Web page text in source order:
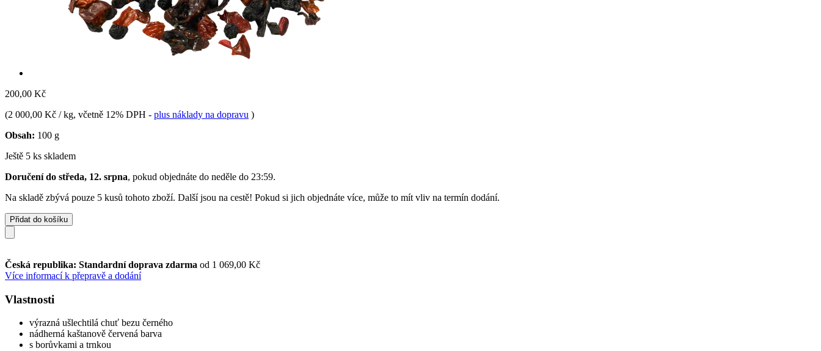
200,00 Kč
(2 000,00 Kč / kg, včetně 12% DPH - plus náklady na dopravu )
Obsah: 100 g
Ještě 5 ks skladem
Doručení do středa, 12. srpna, pokud objednáte do neděle do 23:59.
Na skladě zbývá pouze 5 kusů tohoto zboží. Další jsou na cestě! Pokud si jich objednáte více, může to mít vliv na termín dodání.
Přidat do košíku
Česká republika: Standardní doprava zdarma od 1 069,00 Kč
Více informací k přepravě a dodání
Vlastnosti
výrazná ušlechtilá chuť bezu černého
nádherná kaštanově červená barva
s borůvkami a trnkou